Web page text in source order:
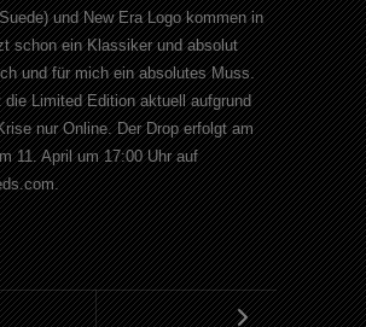
und New Era Logo kommen in
schon ein Klassiker und absolut
und für mich ein absolutes Muss.
Limited Edition aktuell aufgrund
nur Online. Der Drop erfolgt am
11. April um 17:00 Uhr auf